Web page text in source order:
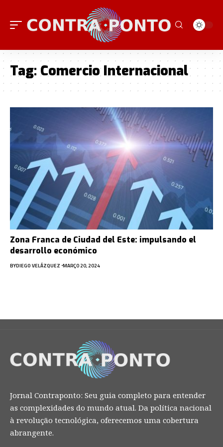
Tag: Comercio Internacional
Zona Franca de Ciudad del Este: impulsando el
desarrollo económico
BYDIEGO VELÁZQUEZ MARÇO 20, 2024
Jornal Contraponto: Seu guia completo para entender
as complexidades do mundo atual. Da política nacional
à revolução tecnológica, oferecemos uma cobertura
abrangente.